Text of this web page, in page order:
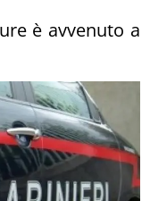
è avvenuto a